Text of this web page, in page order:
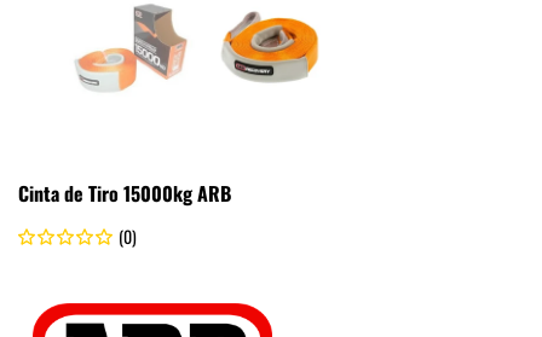
Cinta de Tiro 15000kg ARB
(0)